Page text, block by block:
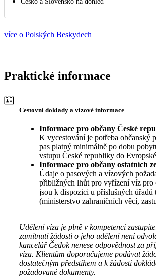
více o Polských Beskydech
Praktické informace
Cestovní doklady a vízové informace
Informace pro občany České
K vycestování je potřeba občanský
pas platný minimálně po dobu
vstupu České republiky do
Informace pro občany ostatních
Údaje o pasových a vízových
přibližných lhůt pro vyřízení víz pro
jsou k dispozici u příslušných úřadů
(ministerstvo zahraničních věcí,
Udělení víza je plně v kompetenci
zamítnutí žádosti o jeho udělení není
kancelář Čedok nenese odpovědnost za
víza. Klientům doporučujeme podávat
dostatečným předstihem a k žádosti
požadované dokumenty.